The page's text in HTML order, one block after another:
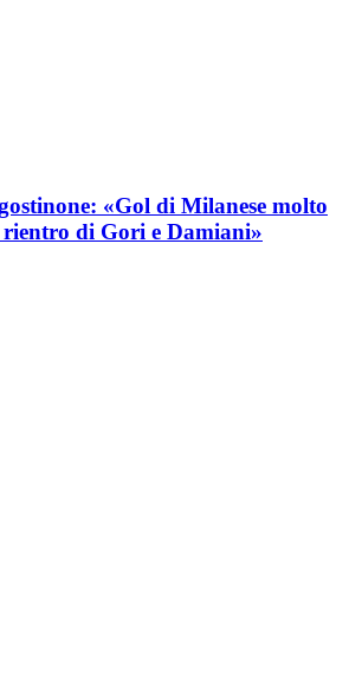
«Gol di Milanese molto
di Gori e Damiani»